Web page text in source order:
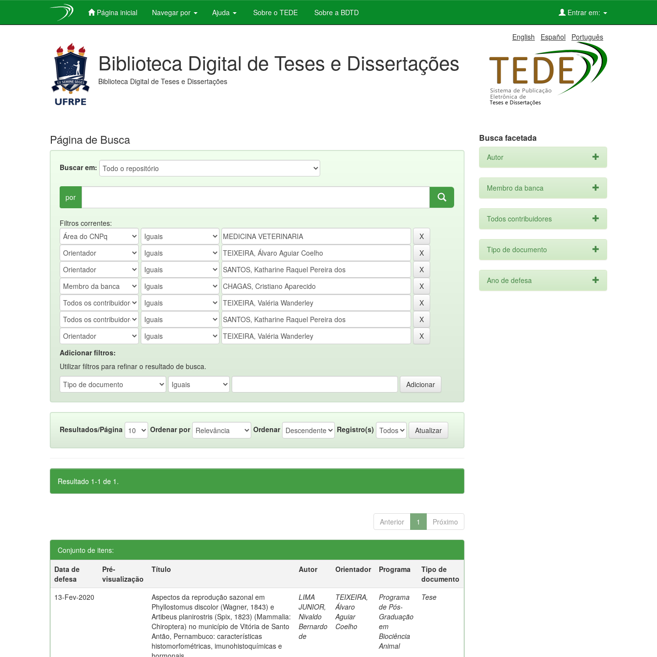
Página inicial Navegar por Ajuda Sobre o TEDE Sobre a BDTD Entrar em:
English Español Português
Biblioteca Digital de Teses e Dissertações
Biblioteca Digital de Teses e Dissertações
Página de Busca
Buscar em:
por
Filtros correntes:
Adicionar filtros:
Utilizar filtros para refinar o resultado de busca.
Resultados/Página Ordenar por Ordenar Registro(s)
Resultado 1-1 de 1.
Anterior 1 Próximo
Conjunto de itens:
Data de
defesa
Pré-
visualização
Título Autor Orientador Programa
Tipo de
documento
13-Fev-2020
Aspectos da reprodução sazonal em
Phyllostomus discolor (Wagner, 1843) e
Artibeus planirostris (Spix, 1823) (Mammalia:
Chiroptera) no município de Vitória de Santo
Antão, Pernambuco: características
histomorfométricas, imunohistoquímicas e
LIMA
JUNIOR,
Nivaldo
Bernardo
de
TEIXEIRA,
Álvaro
Aguiar
Coelho
Programa
de Pós-
Graduação
em
Biociência
Animal
Tese
Busca facetada
Autor
Membro da banca
Todos contribuidores
Tipo de documento
Ano de defesa